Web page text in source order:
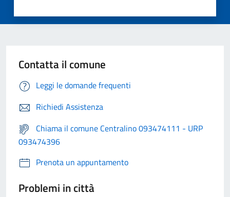
Contatta il comune
Leggi le domande frequenti
Richiedi Assistenza
Chiama il comune Centralino 093474111 - URP
093474396
Prenota un appuntamento
Problemi in città